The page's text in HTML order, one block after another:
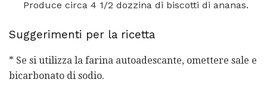
Produce circa 4 1/2 dozzina di biscotti di ananas.
Suggerimenti per la ricetta
* Se si utilizza la farina autoadescante, omettere sale e
bicarbonato di sodio.